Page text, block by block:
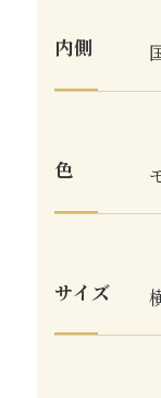
内側
色
サイズ